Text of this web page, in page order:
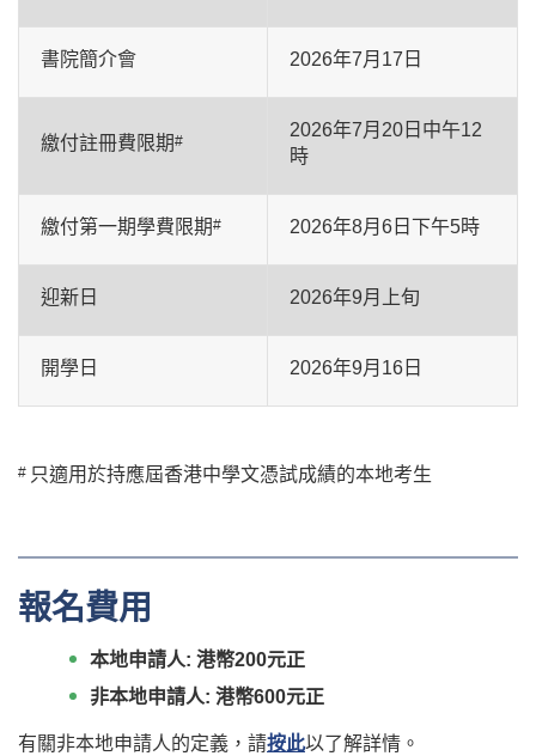
書院簡介會 2026年7月17日
繳付註冊費限期#
2026年7月20日中午12
時
繳付第一期學費限期# 2026年8月6日下午5時
迎新日 2026年9月上旬
開學日 2026年9月16日
# 只適用於持應屆香港中學文憑試成績的本地考生
報名費用
本地申請人: 港幣200元正
非本地申請人: 港幣600元正
有關非本地申請人的定義，請按此以了解詳情。